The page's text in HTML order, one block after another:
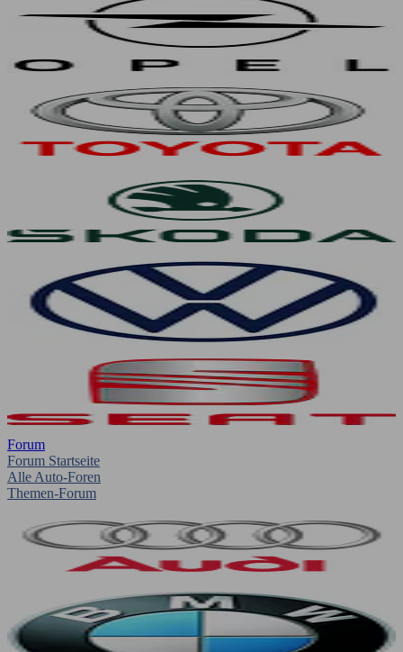
Forum
Forum Startseite
Alle Auto-Foren
Themen-Forum